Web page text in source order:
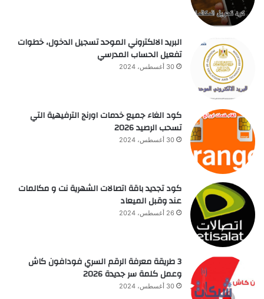
البريد الالكتروني الموحد تسجيل الدخول، خطوات
تفعيل الحساب المدرسي
30 أغسطس، 2024
كود الغاء جميع خدمات اورنج الترفيهية التي
تسحب الرصيد 2026
30 أغسطس، 2024
كود تجديد باقة اتصالات الشهرية نت و مكالمات
عند وقبل الميعاد
26 أغسطس، 2024
3 طريقة معرفة الرقم السري فودافون كاش
وعمل كلمة سر جديدة 2026
30 أغسطس، 2024